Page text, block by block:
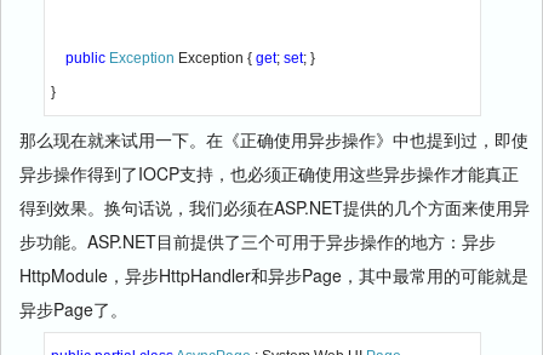
public Exception Exception { get; set; }
}
那么现在就来试用一下。在《正确使用异步操作》中也提到过，即使
异步操作得到了IOCP支持，也必须正确使用这些异步操作才能真正
得到效果。换句话说，我们必须在ASP.NET提供的几个方面来使用异
步功能。ASP.NET目前提供了三个可用于异步操作的地方：异步
HttpModule，异步HttpHandler和异步Page，其中最常用的可能就是
异步Page了。